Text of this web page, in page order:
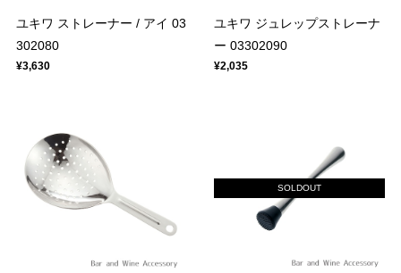
ユキワ ストレーナー / アイ 03
302080
¥3,630
ユキワ ジュレップストレーナ
ー 03302090
¥2,035
SOLDOUT